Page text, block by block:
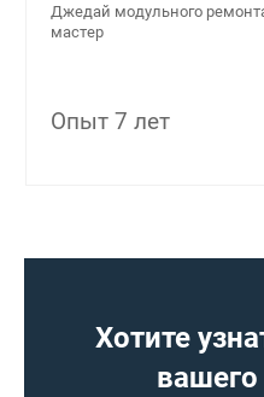
Джедай модульного
мастер
Опыт 7 лет
Хотите